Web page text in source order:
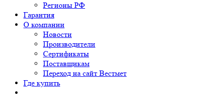
Регионы РФ
Гарантия
О компании
Новости
Производители
Сертификаты
Поставщикам
Переход на сайт Вестмет
Где купить